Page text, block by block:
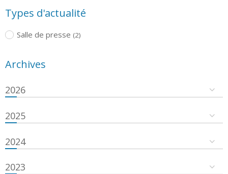
Types d'actualité
Salle de presse (2)
Archives
2026
2025
2024
2023